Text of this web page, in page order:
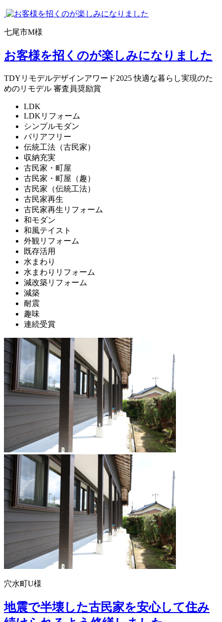
七尾市M様
お客様を招くのが楽しみになりました
TDYリモデルデザインアワード2025 快適な暮らし実現のた
めのリモデル 審査員奨励賞
LDK
LDKリフォーム
シンプルモダン
バリアフリー
伝統工法（古民家）
収納充実
古民家・町屋
古民家・町屋（趣）
古民家（伝統工法）
古民家再生
古民家再生リフォーム
和モダン
和風テイスト
外観リフォーム
既存活用
水まわり
水まわりリフォーム
減改築リフォーム
減築
耐震
趣味
連続受賞
穴水町U様
地震で半壊した古民家を安心して住み